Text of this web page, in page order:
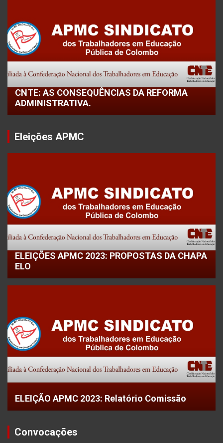
CNTE: AS CONSEQUÊNCIAS DA REFORMA
ADMINISTRATIVA.
Eleições APMC
ELEIÇÕES APMC 2023: PROPOSTAS DA CHAPA
ELO
ELEIÇÃO APMC 2023: Relatório Comissão
Convocações